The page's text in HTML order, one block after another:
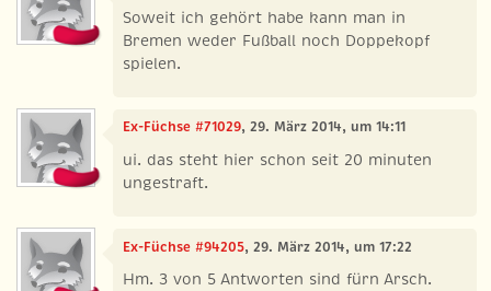
Soweit ich gehört habe kann man in
Bremen weder Fußball noch Doppekopf
spielen.
Ex-Füchse #71029, 29. März 2014, um 14:11
ui. das steht hier schon seit 20 minuten
ungestraft.
Ex-Füchse #94205, 29. März 2014, um 17:22
Hm. 3 von 5 Antworten sind fürn Arsch.